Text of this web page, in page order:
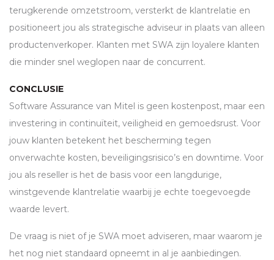
terugkerende omzetstroom, versterkt de klantrelatie en
positioneert jou als strategische adviseur in plaats van alleen
productenverkoper. Klanten met SWA zijn loyalere klanten
die minder snel weglopen naar de concurrent.
CONCLUSIE
Software Assurance van Mitel is geen kostenpost, maar een
investering in continuïteit, veiligheid en gemoedsrust. Voor
jouw klanten betekent het bescherming tegen
onverwachte kosten, beveiligingsrisico’s en downtime. Voor
jou als reseller is het de basis voor een langdurige,
winstgevende klantrelatie waarbij je echte toegevoegde
waarde levert.
De vraag is niet of je SWA moet adviseren, maar waarom je
het nog niet standaard opneemt in al je aanbiedingen.